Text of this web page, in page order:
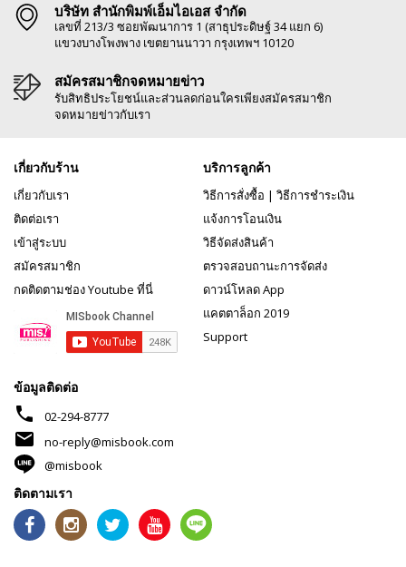
บริษัท สำนักพิมพ์เอ็มไอเอส จำกัด
เลขที่ 213/3 ซอยพัฒนาการ 1 (สาธุประดิษฐ์ 34 แยก 6)
แขวงบางโพงพาง เขตยานนาวา กรุงเทพฯ 10120
สมัครสมาชิกจดหมายข่าว
รับสิทธิประโยชน์และส่วนลดก่อนใครเพียงสมัครสมาชิก
จดหมายข่าวกับเรา
เกี่ยวกับร้าน
เกี่ยวกับเรา
ติดต่อเรา
เข้าสู่ระบบ
สมัครสมาชิก
กดติดตามช่อง Youtube ที่นี่
บริการลูกค้า
วิธีการสั่งซื้อ | วิธีการชำระเงิน
แจ้งการโอนเงิน
วิธีจัดส่งสินค้า
ตรวจสอบถานะการจัดส่ง
ดาวน์โหลด App
แคตตาล็อก 2019
Support
ข้อมูลติดต่อ
phone 02-294-8777
mail
no-reply@misbook.com
@misbook
ติดตามเรา